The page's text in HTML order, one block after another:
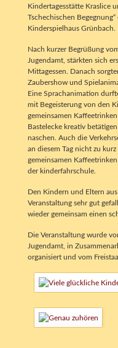
Kindertagesstätte Kraslice
Tschechischen
Kinderspielhaus Grünbach.
Nach kurzer Begrüßung
Jugendamt, stärkten sich
Mittagessen. Danach
Zaubershow und
Eine Sprachanimation
mit Begeisterung von den
gemeinsamen
Bastelecke kreativ
naschen. Auch die
an diesem Tag nicht zu
gemeinsamen
der kinderfahrschule.
Den Kindern und Eltern
Veranstaltung sehr gut
wieder gemeinsam einen
Die Veranstaltung wurde
Jugendamt, in
organisiert und vom